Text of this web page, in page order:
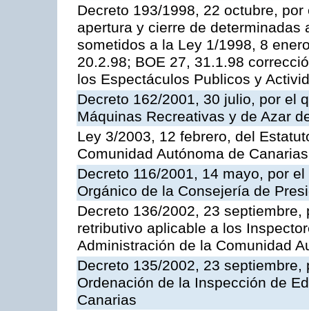
Decreto 193/1998, 22 octubre,
apertura y cierre de
sometidos a la Ley 1/1998, 8
20.2.98; BOE 27, 31.1.98
los Espectáculos Publicos y
Decreto 162/2001, 30 julio, por el
Máquinas Recreativas y de Azar
Ley 3/2003, 12 febrero, del
Comunidad Autónoma de Canarias
Decreto 116/2001, 14 mayo, por
Orgánico de la Consejería de
Decreto 136/2002, 23
retributivo aplicable a los
Administración de la Comunidad
Decreto 135/2002, 23
Ordenación de la Inspección de
Canarias